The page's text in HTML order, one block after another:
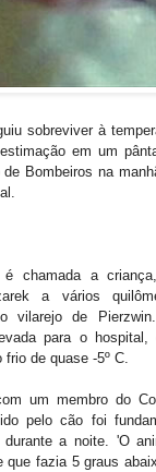
sobreviver à
em um
Bombeiros na
é chamada a
a vários
vilarejo de
para o hospital,
frio de quase -5º C.
um membro do
pelo cão foi
durante a noite. 'O
fazia 5 graus